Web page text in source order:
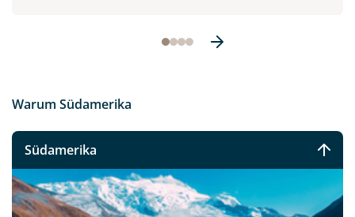
Iguazú-Wasserfälle an der
Grenze zwischen Basilien und
Argentinien
Warum Südamerika
Südamerika